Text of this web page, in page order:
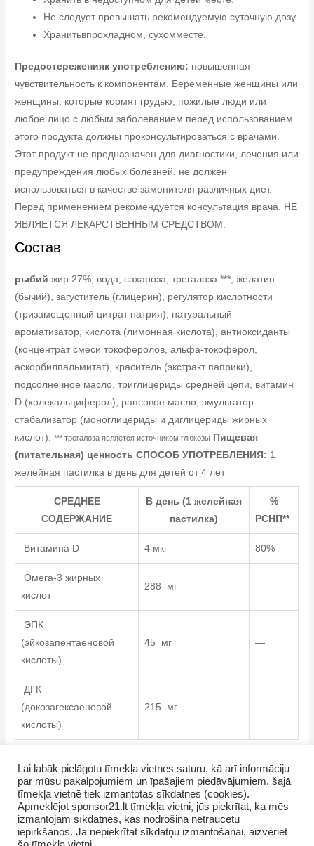
Не следует превышать рекомендуемую суточную дозу.
Хранитьвпрохладном, сухомместе.
Предостереженияк употреблению: повышенная
чувствительность к компонентам. Беременные женщины или
женщины, которые кормят грудью, пожилые люди или
любое лицо с любым заболеванием перед использованием
этого продукта должны проконсультироваться с врачами.
Этот продукт не предназначен для диагностики, лечения или
предупреждения любых болезней, не должен
использоваться в качестве заменителя различных диет.
Перед применением рекомендуется консультация врача. НЕ
ЯВЛЯЕТСЯ ЛЕКАРСТВЕННЫМ СРЕДСТВОМ.
Состав
рыбийжир 27%, вода, сахароза, трегалоза ***, желатин
(бычий), загуститель (глицерин), регулятор кислотности
(тризамещенный цитрат натрия), натуральный
ароматизатор, кислота (лимонная кислота), антиоксиданты
(концентрат смеси токоферолов, альфа-токоферол,
аскорбилпальмитат), краситель (экстракт паприки),
подсолнечное масло, триглицериды средней цепи, витамин
D (холекальциферол), рапсовое масло, эмульгатор-
стабализатор (моноглицериды и диглицериды жирных
кислот).*** трегалоза является источником глюкозы
Пищевая
(питательная) ценность СПОСОБ УПОТРЕБЛЕНИЯ: 1
желейная пастилка в день для детей от 4 лет
СРЕДНЕЕ
СОДЕРЖАНИЕ
В день (1 желейная
пастилка)
%
РСНП**
Витамина D 4 мкг 80%
Омега-3 жирных
кислот
288 мг —
ЭПК
(эйкозапентаеновой
кислоты)
45 мг —
ДГК
(докозагексаеновой
кислоты)
215 мг —
** % отРекомендованойсуточной нормы потребления
Lai labāk pielāgotu tīmekļa vietnes saturu, kā arī informāciju
par mūsu pakalpojumiem un īpašajiem piedāvājumiem, šajā
tīmekļa vietnē tiek izmantotas sīkdatnes (cookies).
Apmeklējot sponsor21.lt tīmekļa vietni, jūs piekrītat, ka mēs
izmantojam sīkdatnes, kas nodrošina netraucētu
iepirkšanos. Ja nepiekrītat sīkdatņu izmantošanai, aizveriet